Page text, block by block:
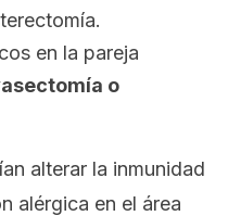
en la pareja
o
alterar la inmunidad
alérgica en el área